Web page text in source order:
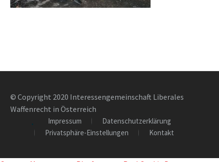
© Copyright 2020 Interessengemeinschaft Liberales
Waffenrecht in Österreich
Impressum
Datenschutzerklärung
Privatsphäre-Einstellungen
Kontakt